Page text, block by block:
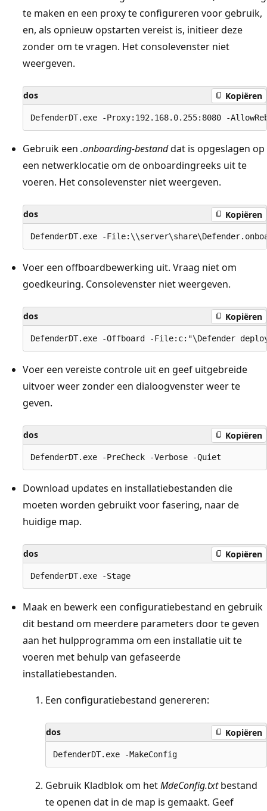
te maken en een proxy te configureren voor gebruik,
en, als opnieuw opstarten vereist is, initieer deze
zonder om te vragen. Het consolevenster niet
weergeven.
dos Kopiëren
Gebruik een .onboarding-bestanddat is opgeslagen op
een netwerklocatie om de onboardingreeks uit te
voeren. Het consolevenster niet weergeven.
dos Kopiëren
Voer een offboardbewerking uit. Vraag niet om
goedkeuring. Consolevenster niet weergeven.
dos Kopiëren
Voer een vereiste controle uit en geef uitgebreide
uitvoer weer zonder een dialoogvenster weer te
geven.
dos Kopiëren
Download updates en installatiebestanden die
moeten worden gebruikt voor fasering, naar de
huidige map.
dos Kopiëren
Maak en bewerk een configuratiebestand en gebruik
dit bestand om meerdere parameters door te geven
aan het hulpprogramma om een installatie uit te
voeren met behulp van gefaseerde
installatiebestanden.
Een configuratiebestand genereren:
dos Kopiëren
Gebruik Kladblok om hetMdeConfig.txtbestand
te openen dat in de map is gemaakt. Geef